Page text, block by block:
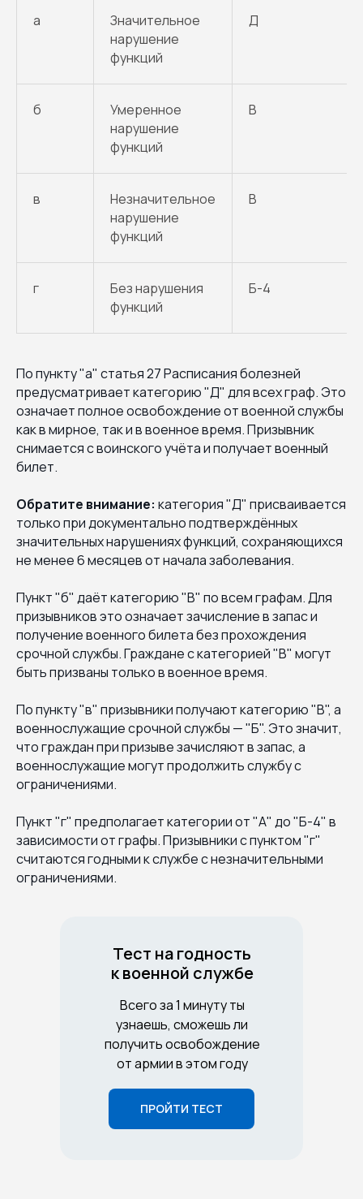
а
Значительное
нарушение
функций
Д
б
Умеренное
нарушение
функций
В
в
Незначительное
нарушение
функций
В
г
Без нарушения
функций
Б-4
По пункту "а" статья 27 Расписания болезней
предусматривает категорию "Д" для всех граф. Это
означает полное освобождение от военной службы
как в мирное, так и в военное время. Призывник
снимается с воинского учёта и получает военный
билет.
Обратите внимание: категория "Д" присваивается
только при документально подтверждённых
значительных нарушениях функций, сохраняющихся
не менее 6 месяцев от начала заболевания.
Пункт "б" даёт категорию "В" по всем графам. Для
призывников это означает зачисление в запас и
получение военного билета без прохождения
срочной службы. Граждане с категорией "В" могут
быть призваны только в военное время.
По пункту "в" призывники получают категорию "В", а
военнослужащие срочной службы — "Б". Это значит,
что граждан при призыве зачисляют в запас, а
военнослужащие могут продолжить службу с
ограничениями.
Пункт "г" предполагает категории от "А" до "Б-4" в
зависимости от графы. Призывники с пунктом "г"
считаются годными к службе с незначительными
ограничениями.
ПРОЙТИ ТЕСТ
Тест на годность
к военной службе
Всего за 1 минуту ты
узнаешь, сможешь ли
получить освобождение
от армии в этом году